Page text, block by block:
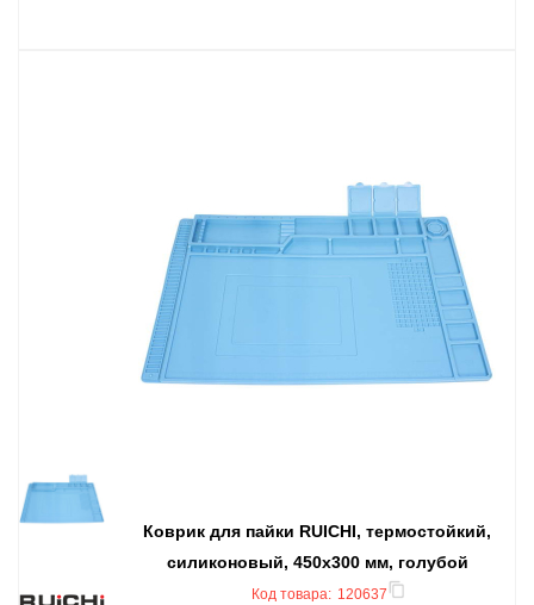
Коврик для пайки RUICHI, термостойкий,
силиконовый, 450x300 мм, голубой
Код товара: 120637